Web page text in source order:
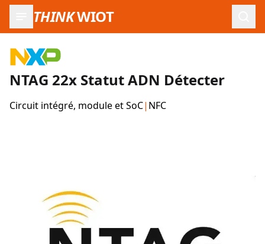
THINKWIOT
NTAG 22x Statut ADN Détecter
Circuit intégré, module et SoC| NFC